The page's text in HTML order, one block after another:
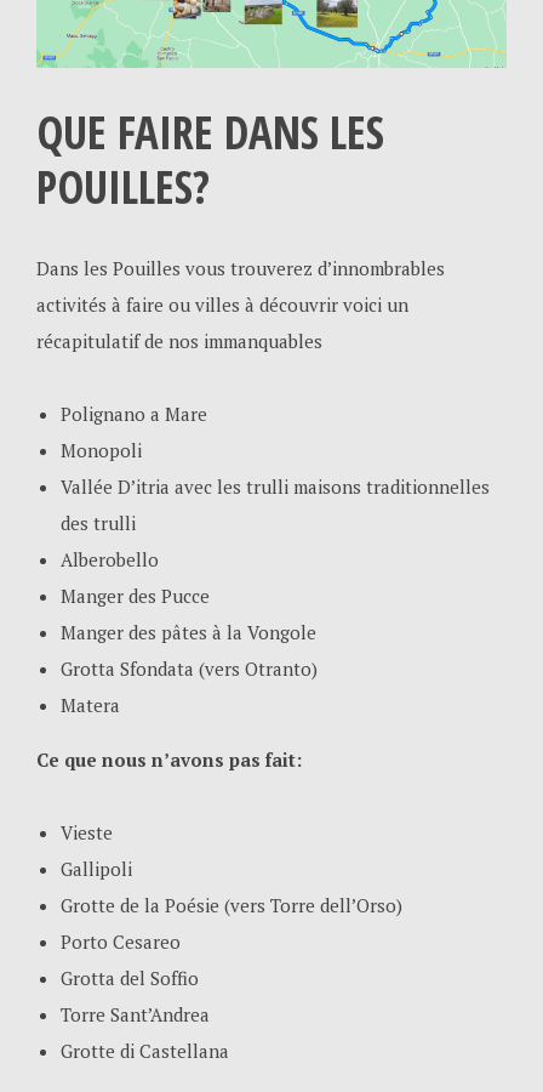
QUE FAIRE DANS LES
POUILLES?
Dans les Pouilles vous trouverez d’innombrables
activités à faire ou villes à découvrir voici un
récapitulatif de nos immanquables
Polignano a Mare
Monopoli
Vallée D’itria avec les trulli maisons traditionnelles
des trulli
Alberobello
Manger des Pucce
Manger des pâtes à la Vongole
Grotta Sfondata (vers Otranto)
Matera
Ce que nous n’avons pas fait:
Vieste
Gallipoli
Grotte de la Poésie (vers Torre dell’Orso)
Porto Cesareo
Grotta del Soffio
Torre Sant’Andrea
Grotte di Castellana